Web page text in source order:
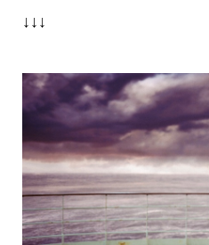
↓↓↓